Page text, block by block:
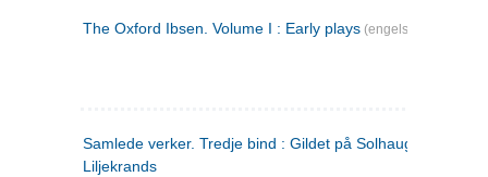
The Oxford Ibsen. Volume I : Early plays (engelsk)
Samlede verker. Tredje bind : Gildet på Solhaug ; Olaf
Liljekrands